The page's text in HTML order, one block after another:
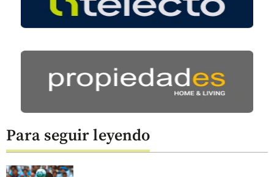
Para seguir leyendo